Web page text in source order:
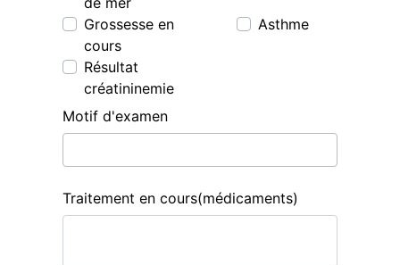
Grossesse en
cours
Asthme
Résultat
créatininemie
Motif d'examen
Traitement en cours(médicaments)